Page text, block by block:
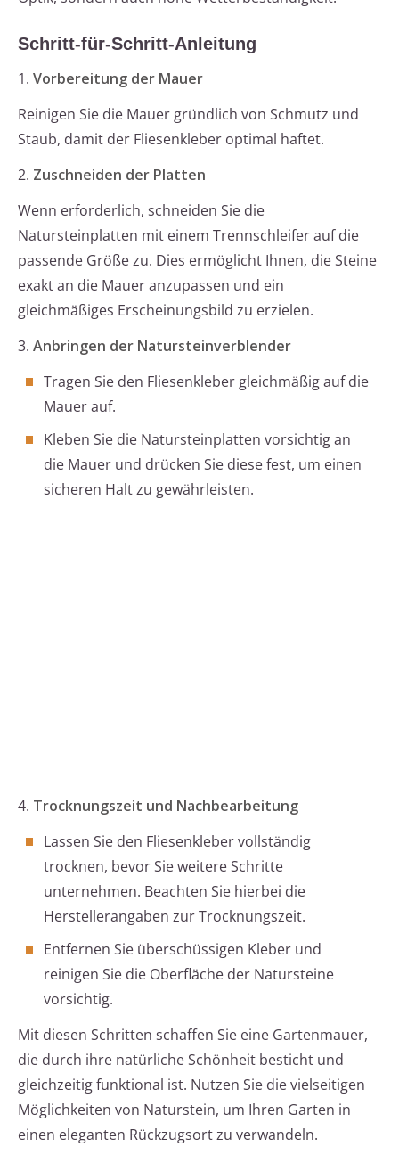
Schritt-für-Schritt-Anleitung
1. Vorbereitung der Mauer
Reinigen Sie die Mauer gründlich von Schmutz und
Staub, damit der Fliesenkleber optimal haftet.
2. Zuschneiden der Platten
Wenn erforderlich, schneiden Sie die
Natursteinplatten mit einem Trennschleifer auf die
passende Größe zu. Dies ermöglicht Ihnen, die Steine
exakt an die Mauer anzupassen und ein
gleichmäßiges Erscheinungsbild zu erzielen.
3. Anbringen der Natursteinverblender
Tragen Sie den Fliesenkleber gleichmäßig auf die
Mauer auf.
Kleben Sie die Natursteinplatten vorsichtig an
die Mauer und drücken Sie diese fest, um einen
sicheren Halt zu gewährleisten.
4. Trocknungszeit und Nachbearbeitung
Lassen Sie den Fliesenkleber vollständig
trocknen, bevor Sie weitere Schritte
unternehmen. Beachten Sie hierbei die
Herstellerangaben zur Trocknungszeit.
Entfernen Sie überschüssigen Kleber und
reinigen Sie die Oberfläche der Natursteine
vorsichtig.
Mit diesen Schritten schaffen Sie eine Gartenmauer,
die durch ihre natürliche Schönheit besticht und
gleichzeitig funktional ist. Nutzen Sie die vielseitigen
Möglichkeiten von Naturstein, um Ihren Garten in
einen eleganten Rückzugsort zu verwandeln.